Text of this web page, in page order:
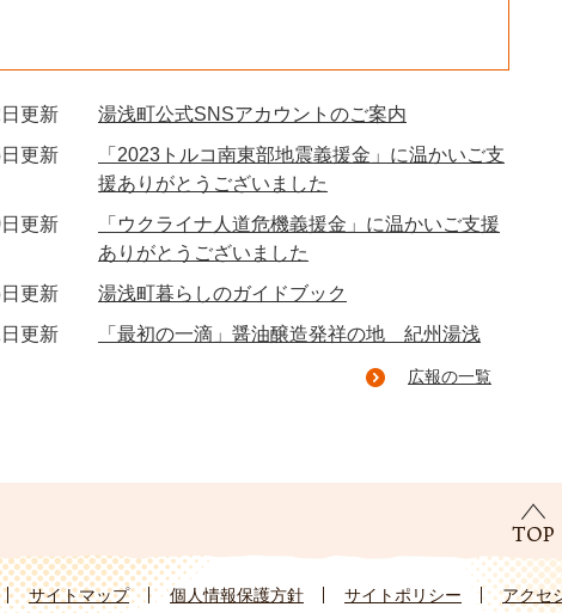
更新
湯浅町公式SNSアカウントのご案内
更新
「2023トルコ南東部地震義援金」に温かいご支
援ありがとうございました
更新
「ウクライナ人道危機義援金」に温かいご支援
ありがとうございました
更新
湯浅町暮らしのガイドブック
更新
「最初の一滴」醤油醸造発祥の地 紀州湯浅
広報の一覧
サイトマップ 個人情報保護方針 サイトポリシー アクセ